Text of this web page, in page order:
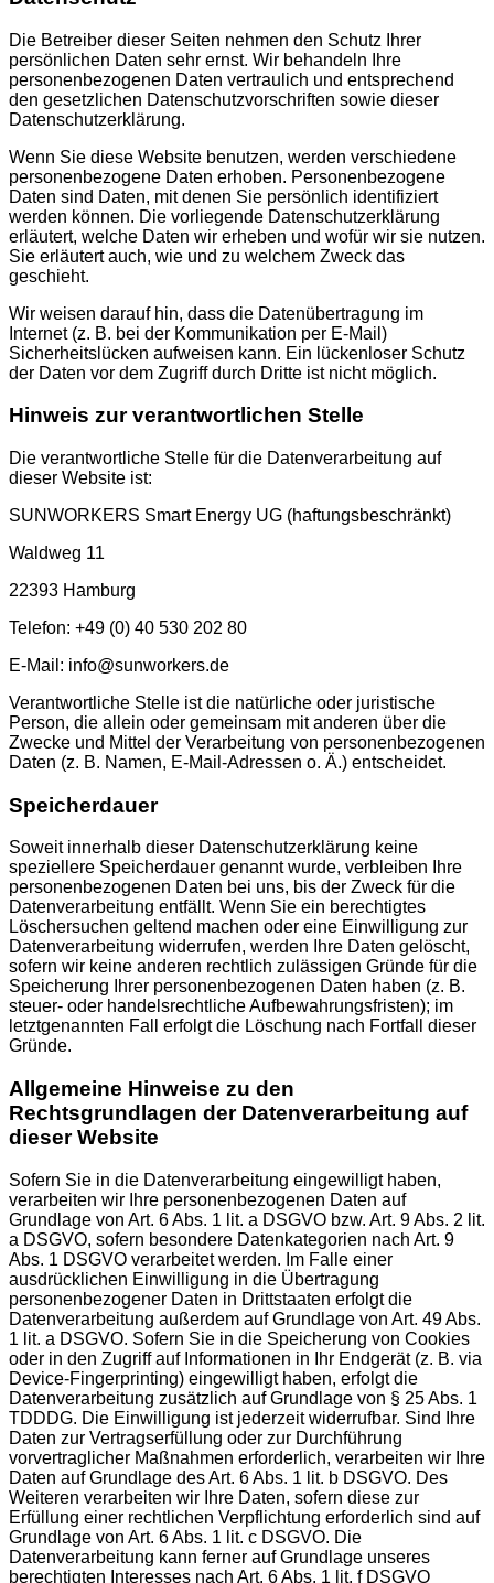
Die Betreiber dieser Seiten nehmen den Schutz Ihrer
persönlichen Daten sehr ernst. Wir behandeln Ihre
personenbezogenen Daten vertraulich und entsprechend
den gesetzlichen Datenschutzvorschriften sowie dieser
Datenschutzerklärung.
Wenn Sie diese Website benutzen, werden verschiedene
personenbezogene Daten erhoben. Personenbezogene
Daten sind Daten, mit denen Sie persönlich identifiziert
werden können. Die vorliegende Datenschutzerklärung
erläutert, welche Daten wir erheben und wofür wir sie nutzen.
Sie erläutert auch, wie und zu welchem Zweck das
geschieht.
Wir weisen darauf hin, dass die Datenübertragung im
Internet (z. B. bei der Kommunikation per E-Mail)
Sicherheitslücken aufweisen kann. Ein lückenloser Schutz
der Daten vor dem Zugriff durch Dritte ist nicht möglich.
Hinweis zur verantwortlichen Stelle
Die verantwortliche Stelle für die Datenverarbeitung auf
dieser Website ist:
SUNWORKERS Smart Energy UG (haftungsbeschränkt)
Waldweg 11
22393 Hamburg
Telefon: +49 (0) 40 530 202 80
E-Mail: info@sunworkers.de
Verantwortliche Stelle ist die natürliche oder juristische
Person, die allein oder gemeinsam mit anderen über die
Zwecke und Mittel der Verarbeitung von personenbezogenen
Daten (z. B. Namen, E-Mail-Adressen o. Ä.) entscheidet.
Speicherdauer
Soweit innerhalb dieser Datenschutzerklärung keine
speziellere Speicherdauer genannt wurde, verbleiben Ihre
personenbezogenen Daten bei uns, bis der Zweck für die
Datenverarbeitung entfällt. Wenn Sie ein berechtigtes
Löschersuchen geltend machen oder eine Einwilligung zur
Datenverarbeitung widerrufen, werden Ihre Daten gelöscht,
sofern wir keine anderen rechtlich zulässigen Gründe für die
Speicherung Ihrer personenbezogenen Daten haben (z. B.
steuer- oder handelsrechtliche Aufbewahrungsfristen); im
letztgenannten Fall erfolgt die Löschung nach Fortfall dieser
Gründe.
Allgemeine Hinweise zu den
Rechtsgrundlagen der Datenverarbeitung auf
dieser Website
Sofern Sie in die Datenverarbeitung eingewilligt haben,
verarbeiten wir Ihre personenbezogenen Daten auf
Grundlage von Art. 6 Abs. 1 lit. a DSGVO bzw. Art. 9 Abs. 2 lit.
a DSGVO, sofern besondere Datenkategorien nach Art. 9
Abs. 1 DSGVO verarbeitet werden. Im Falle einer
ausdrücklichen Einwilligung in die Übertragung
personenbezogener Daten in Drittstaaten erfolgt die
Datenverarbeitung außerdem auf Grundlage von Art. 49 Abs.
1 lit. a DSGVO. Sofern Sie in die Speicherung von Cookies
oder in den Zugriff auf Informationen in Ihr Endgerät (z. B. via
Device-Fingerprinting) eingewilligt haben, erfolgt die
Datenverarbeitung zusätzlich auf Grundlage von § 25 Abs. 1
TDDDG. Die Einwilligung ist jederzeit widerrufbar. Sind Ihre
Daten zur Vertragserfüllung oder zur Durchführung
vorvertraglicher Maßnahmen erforderlich, verarbeiten wir Ihre
Daten auf Grundlage des Art. 6 Abs. 1 lit. b DSGVO. Des
Weiteren verarbeiten wir Ihre Daten, sofern diese zur
Erfüllung einer rechtlichen Verpflichtung erforderlich sind auf
Grundlage von Art. 6 Abs. 1 lit. c DSGVO. Die
Datenverarbeitung kann ferner auf Grundlage unseres
berechtigten Interesses nach Art. 6 Abs. 1 lit. f DSGVO